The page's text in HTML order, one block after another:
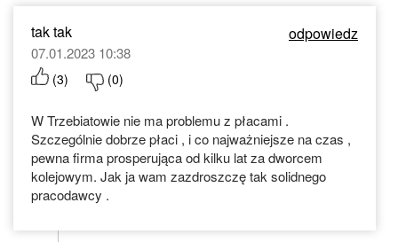
tak tak odpowiedz
07.01.2023 10:38
(3) (0)
W Trzebiatowie nie ma problemu z płacami .
Szczególnie dobrze płaci , i co najważniejsze na czas ,
pewna firma prosperująca od kilku lat za dworcem
kolejowym. Jak ja wam zazdroszczę tak solidnego
pracodawcy .